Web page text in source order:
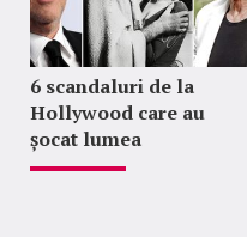
6 scandaluri de la
Hollywood care au
șocat lumea